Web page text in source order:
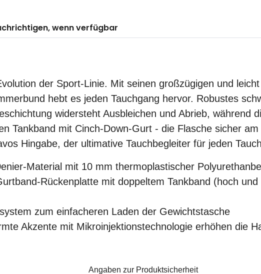
wenn verfügbar
der Sport-Linie. Mit seinen großzügigen und
hebt es jeden Tauchgang hervor. Robustes
widersteht Ausbleichen und Abrieb, während
Tankband mit Cinch-Down-Gurt - die Flasche sicher
Hingabe, der ultimative Tauchbegleiter für jeden
Material mit 10 mm thermoplastischer
Rückenplatte mit doppeltem Tankband (hoch
zum einfacheren Laden der Gewichtstasche
Akzente mit Mikroinjektionstechnologie erhöhen die
Angaben zur Produktsicherheit